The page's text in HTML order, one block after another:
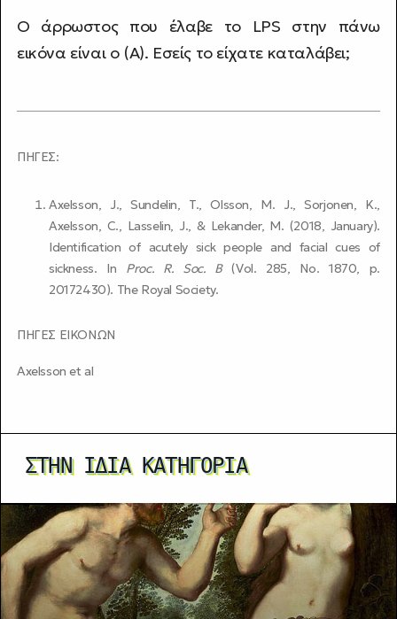
Ο άρρωστος που έλαβε το LPS στην πάνω
εικόνα είναι ο (Α). Εσείς το είχατε καταλάβει;
ΠΗΓΕΣ:
Axelsson, J., Sundelin, T., Olsson, M. J., Sorjonen, K.,
Axelsson, C., Lasselin, J., & Lekander, M. (2018, January).
Identification of acutely sick people and facial cues of
sickness. In Proc. R. Soc. B(Vol. 285, No. 1870, p.
20172430). The Royal Society.
ΠΗΓΕΣ ΕΙΚΟΝΩΝ
Axelsson et al
ΣΤΗΝ ΊΔΙΑ ΚΑΤΗΓΟΡΊΑ